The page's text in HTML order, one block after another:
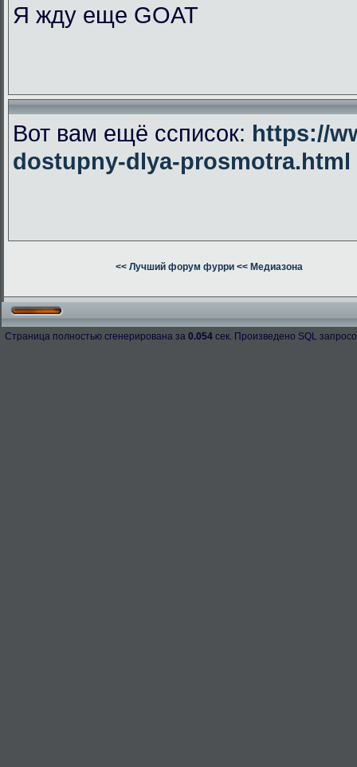
Я жду еще GOAT
Вот вам ещё ссписок: https://
dostupny-dlya-prosmotra.html
<< Лучший форум фурри << Медиазона
Страница полностью сгенерирована за 0.054 сек. Произведено SQL